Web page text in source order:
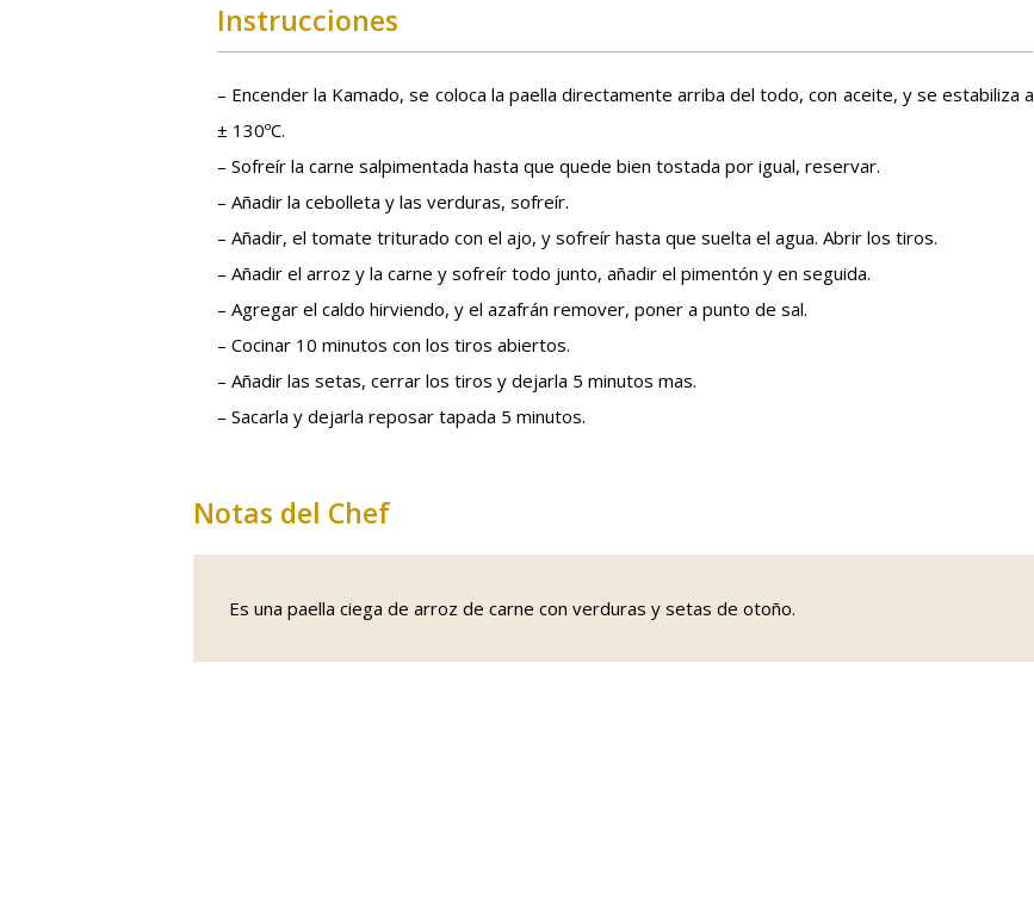
Instrucciones
– Encender la Kamado, se coloca la paella directamente arriba del todo, con aceite, y se estabiliza a
± 130ºC.
– Sofreír la carne salpimentada hasta que quede bien tostada por igual, reservar.
– Añadir la cebolleta y las verduras, sofreír.
– Añadir, el tomate triturado con el ajo, y sofreír hasta que suelta el agua. Abrir los tiros.
– Añadir el arroz y la carne y sofreír todo junto, añadir el pimentón y en seguida.
– Agregar el caldo hirviendo, y el azafrán remover, poner a punto de sal.
– Cocinar 10 minutos con los tiros abiertos.
– Añadir las setas, cerrar los tiros y dejarla 5 minutos mas.
– Sacarla y dejarla reposar tapada 5 minutos.
Notas del Chef
Es una paella ciega de arroz de carne con verduras y setas de otoño.